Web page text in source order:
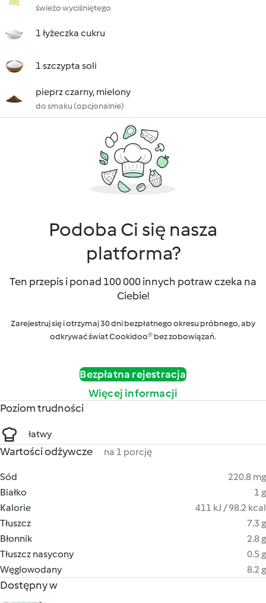
świeżo wyciśniętego
1 łyżeczka cukru
1 szczypta soli
pieprz czarny, mielony
do smaku (opcjonalnie)
Podoba Ci się nasza
platforma?
Ten przepis i ponad 100 000 innych potraw czeka na
Ciebie!
Zarejestruj się i otrzymaj 30 dni bezpłatnego okresu próbnego, aby
odkrywać świat Cookidoo® bez zobowiązań.
Bezpłatna rejestracja
Więcej informacji
Poziom trudności
łatwy
Wartości odżywcze na 1 porcję
Sód
220.8 mg
Białko
1 g
Kalorie
411 kJ / 98.2 kcal
Tłuszcz
7.3 g
Błonnik
2.8 g
Tłuszcz nasycony
0.5 g
Węglowodany
8.2 g
Dostępny w